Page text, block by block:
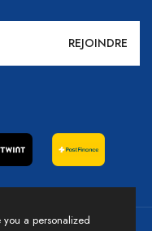
a personalized